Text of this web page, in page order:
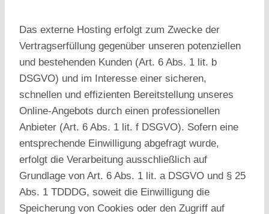
Das externe Hosting erfolgt zum Zwecke der
Vertragserfüllung gegenüber unseren potenziellen
und bestehenden Kunden (Art. 6 Abs. 1 lit. b
DSGVO) und im Interesse einer sicheren,
schnellen und effizienten Bereitstellung unseres
Online-Angebots durch einen professionellen
Anbieter (Art. 6 Abs. 1 lit. f DSGVO). Sofern eine
entsprechende Einwilligung abgefragt wurde,
erfolgt die Verarbeitung ausschließlich auf
Grundlage von Art. 6 Abs. 1 lit. a DSGVO und § 25
Abs. 1 TDDDG, soweit die Einwilligung die
Speicherung von Cookies oder den Zugriff auf